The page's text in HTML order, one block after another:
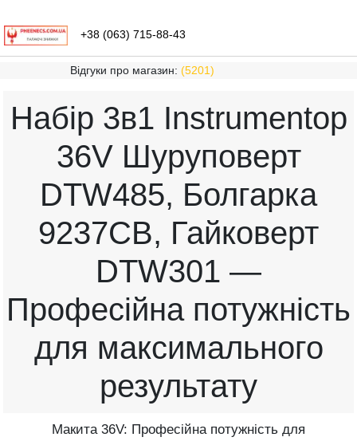
+38 (063) 715-88-43
Відгуки про магазин: (5201)
Набір 3в1 Instrumentop
36V Шуруповерт
DTW485, Болгарка
9237CB, Гайковерт
DTW301 —
Професійна потужність
для максимального
результату
Макита 36V: Професійна потужність для